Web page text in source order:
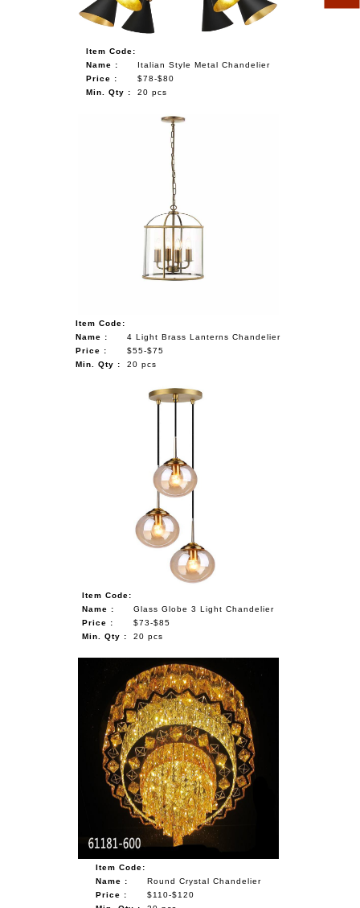
Item Code:
Name :
Italian Style Metal Chandelier
Price :
$78-$80
Min. Qty :
20 pcs
Item Code:
Name :
4 Light Brass Lanterns Chandelier
Price :
$55-$75
Min. Qty :
20 pcs
Item Code:
Name :
Glass Globe 3 Light Chandelier
Price :
$73-$85
Min. Qty :
20 pcs
Item Code:
Name :
Round Crystal Chandelier
Price :
$110-$120